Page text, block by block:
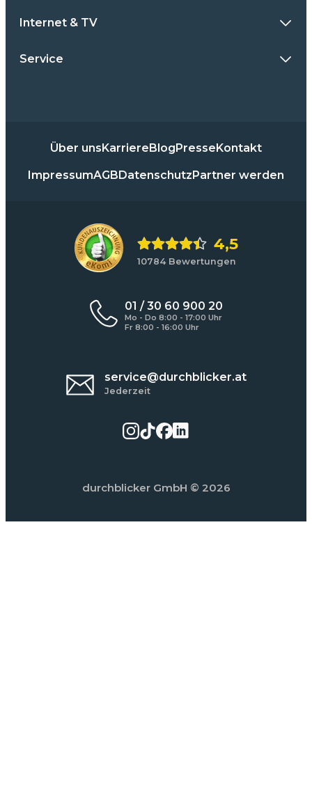
Internet & TV
Service
Über unsKarriereBlogPresseKontakt
ImpressumAGBDatenschutzPartner werden
4,5
10784 Bewertungen
01 / 30 60 900 20
Mo - Do 8:00 - 17:00 Uhr
Fr 8:00 - 16:00 Uhr
service@durchblicker.at
Jederzeit
durchblicker GmbH © 2026